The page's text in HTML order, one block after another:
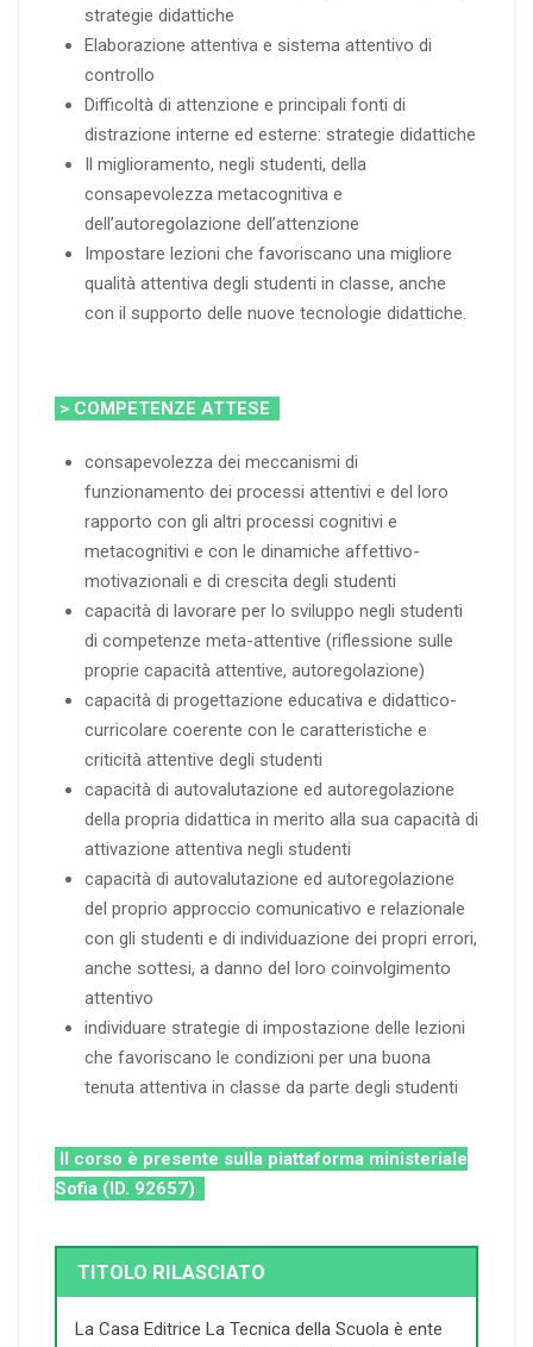
strategie didattiche
Elaborazione attentiva e sistema attentivo di
controllo
Difficoltà di attenzione e principali fonti di
distrazione interne ed esterne: strategie didattiche
Il miglioramento, negli studenti, della
consapevolezza metacognitiva e
dell’autoregolazione dell’attenzione
Impostare lezioni che favoriscano una migliore
qualità attentiva degli studenti in classe, anche
con il supporto delle nuove tecnologie didattiche.
> COMPETENZE ATTESE
consapevolezza dei meccanismi di
funzionamento dei processi attentivi e del loro
rapporto con gli altri processi cognitivi e
metacognitivi e con le dinamiche affettivo-
motivazionali e di crescita degli studenti
capacità di lavorare per lo sviluppo negli studenti
di competenze meta-attentive (riflessione sulle
proprie capacità attentive, autoregolazione)
capacità di progettazione educativa e didattico-
curricolare coerente con le caratteristiche e
criticità attentive degli studenti
capacità di autovalutazione ed autoregolazione
della propria didattica in merito alla sua capacità di
attivazione attentiva negli studenti
capacità di autovalutazione ed autoregolazione
del proprio approccio comunicativo e relazionale
con gli studenti e di individuazione dei propri errori,
anche sottesi, a danno del loro coinvolgimento
attentivo
individuare strategie di impostazione delle lezioni
che favoriscano le condizioni per una buona
tenuta attentiva in classe da parte degli studenti
Il corso è presente sulla piattaforma ministeriale
Sofia (ID. 92657)
TITOLO RILASCIATO
La Casa Editrice La Tecnica della Scuola è ente